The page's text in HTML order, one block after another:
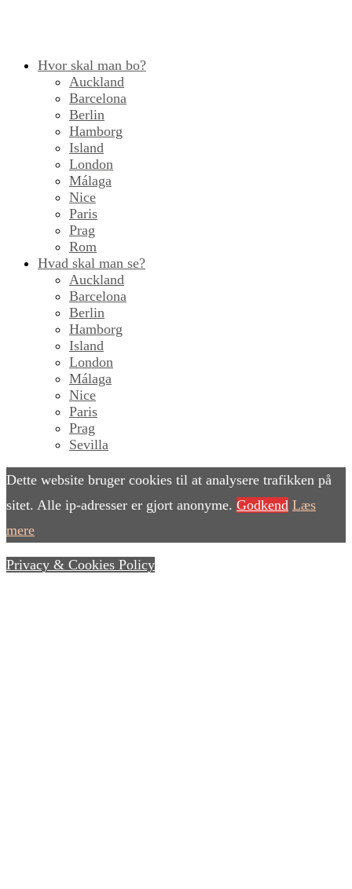
Hvor skal man bo?
Auckland
Barcelona
Berlin
Hamborg
Island
London
Málaga
Nice
Paris
Prag
Rom
Hvad skal man se?
Auckland
Barcelona
Berlin
Hamborg
Island
London
Málaga
Nice
Paris
Prag
Sevilla
Dette website bruger cookies til at analysere trafikken på
sitet. Alle ip-adresser er gjort anonyme. Godkend Læs
mere
Privacy & Cookies Policy